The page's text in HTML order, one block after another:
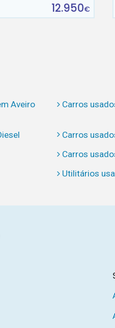
12.950€
Aveiro
Carros
Carros
Carros
Utilitários